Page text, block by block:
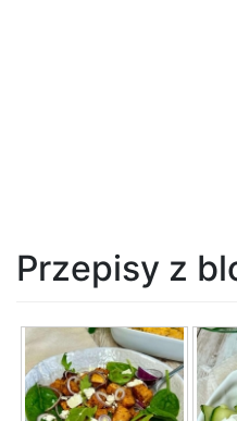
Przepisy z